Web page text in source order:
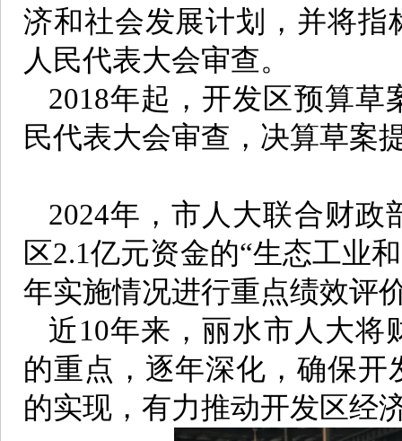
济和社会发展计划，并将
人民代表大会审查。
2018年起，开发区预算
民代表大会审查，决算草案
2024年，市人大联合财
区2.1亿元资金的“生态工业
年实施情况进行重点绩效评
近10年来，丽水市人大将
的重点，逐年深化，确保
的实现，有力推动开发区经